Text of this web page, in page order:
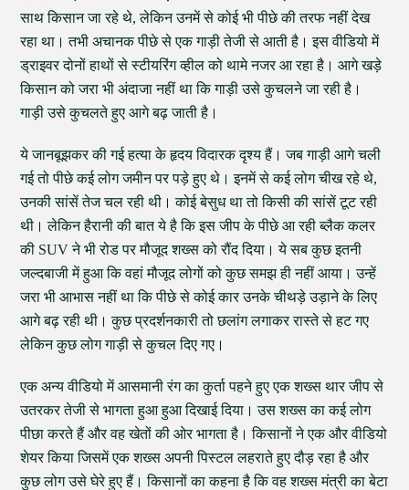
साथ किसान जा रहे थे, लेकिन उनमें से कोई भी पीछे की तरफ नहीं देख
रहा था। तभी अचानक पीछे से एक गाड़ी तेजी से आती है। इस वीडियो में
ड्राइवर दोनों हाथों से स्टीयरिंग व्हील को थामे नजर आ रहा है। आगे खड़े
किसान को जरा भी अंदाजा नहीं था कि गाड़ी उसे कुचलने जा रही है।
गाड़ी उसे कुचलते हुए आगे बढ़ जाती है।
ये जानबूझकर की गई हत्या के हृदय विदारक दृश्य हैं। जब गाड़ी आगे चली
गई तो पीछे कई लोग जमीन पर पड़े हुए थे। इनमें से कई लोग चीख रहे थे,
उनकी सांसें तेज चल रही थी। कोई बेसुध था तो किसी की सांसें टूट रही
थी। लेकिन हैरानी की बात ये है कि इस जीप के पीछे आ रही ब्लैक कलर
की SUV ने भी रोड पर मौजूद शख्स को रौंद दिया। ये सब कुछ इतनी
जल्दबाजी में हुआ कि वहां मौजूद लोगों को कुछ समझ ही नहीं आया। उन्हें
जरा भी आभास नहीं था कि पीछे से कोई कार उनके चीथड़े उड़ाने के लिए
आगे बढ़ रही थी। कुछ प्रदर्शनकारी तो छलांग लगाकर रास्ते से हट गए
लेकिन कुछ लोग गाड़ी से कुचल दिए गए।
एक अन्य वीडियो में आसमानी रंग का कुर्ता पहने हुए एक शख्स थार जीप से
उतरकर तेजी से भागता हुआ हुआ दिखाई दिया। उस शख्स का कई लोग
पीछा करते हैं और वह खेतों की ओर भागता है। किसानों ने एक और वीडियो
शेयर किया जिसमें एक शख्स अपनी पिस्टल लहराते हुए दौड़ रहा है और
कुछ लोग उसे घेरे हुए हैं। किसानों का कहना है कि वह शख्स मंत्री का बेटा